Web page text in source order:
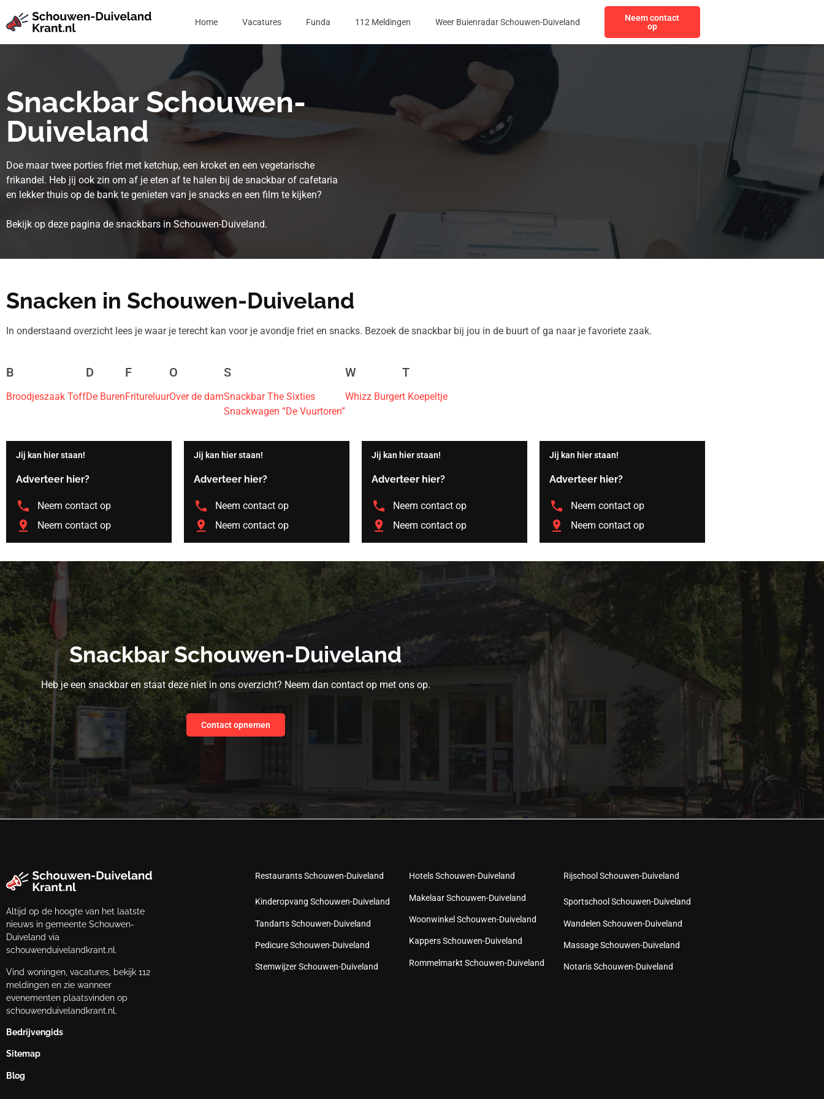
Home Vacatures Funda 112 Meldingen Weer Buienradar Schouwen-Duiveland
Neem contact
op
Snackbar Schouwen-
Duiveland
Doe maar twee porties friet met ketchup, een kroket en een vegetarische
frikandel. Heb jij ook zin om af je eten af te halen bij de snackbar of cafetaria
en lekker thuis op de bank te genieten van je snacks en een film te kijken?
Bekijk op deze pagina de snackbars in Schouwen-Duiveland.
Snacken in Schouwen-Duiveland
In onderstaand overzicht lees je waar je terecht kan voor je avondje friet en snacks. Bezoek de snackbar bij jou in de buurt of ga naar je favoriete zaak.
B
Broodjeszaak Toff
D
De Buren
F
Fritureluur
O
Over de dam
S
Snackbar The Sixties
Snackwagen “De Vuurtoren”
W
Whizz Burger
T
t Koepeltje
Jij kan hier staan!
Adverteer hier?
Neem contact op
Neem contact op
Jij kan hier staan!
Adverteer hier?
Neem contact op
Neem contact op
Jij kan hier staan!
Adverteer hier?
Neem contact op
Neem contact op
Jij kan hier staan!
Adverteer hier?
Neem contact op
Neem contact op
Snackbar Schouwen-Duiveland
Heb je een snackbar en staat deze niet in ons overzicht? Neem dan contact op met ons op.
Contact opnemen
Altijd op de hoogte van het laatste
nieuws in gemeente Schouwen-
Duiveland via
schouwenduivelandkrant.nl.
Vind woningen, vacatures, bekijk 112
meldingen en zie wanneer
evenementen plaatsvinden op
schouwenduivelandkrant.nl.
Bedrijvengids
Sitemap
Blog
Restaurants Schouwen-Duiveland
Kinderopvang Schouwen-Duiveland
Tandarts Schouwen-Duiveland
Pedicure Schouwen-Duiveland
Stemwijzer Schouwen-Duiveland
Hotels Schouwen-Duiveland
Makelaar Schouwen-Duiveland
Woonwinkel Schouwen-Duiveland
Kappers Schouwen-Duiveland
Rommelmarkt Schouwen-Duiveland
Rijschool Schouwen-Duiveland
Sportschool Schouwen-Duiveland
Wandelen Schouwen-Duiveland
Massage Schouwen-Duiveland
Notaris Schouwen-Duiveland